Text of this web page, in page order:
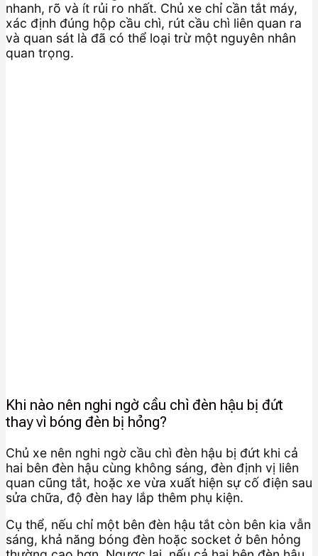
nhanh, rõ và ít rủi ro nhất. Chủ xe chỉ cần tắt máy,
xác định đúng hộp cầu chì, rút cầu chì liên quan ra
và quan sát là đã có thể loại trừ một nguyên nhân
quan trọng.
Khi nào nên nghi ngờ cầu chì đèn hậu bị đứt
thay vì bóng đèn bị hỏng?
Chủ xe nên nghi ngờ cầu chì đèn hậu bị đứt khi cả
hai bên đèn hậu cùng không sáng, đèn định vị liên
quan cũng tắt, hoặc xe vừa xuất hiện sự cố điện sau
sửa chữa, độ đèn hay lắp thêm phụ kiện.
Cụ thể, nếu chỉ một bên đèn hậu tắt còn bên kia vẫn
sáng, khả năng bóng đèn hoặc socket ở bên hỏng